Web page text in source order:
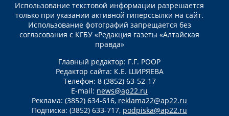
Использование текстовой информации разрешается
только при указании активной гиперссылки на сайт.
Использование фотографий запрещается без
согласования с КГБУ «Редакция газеты «Алтайская
правда»
Главный редактор: Г.Г. РООР
Редактор сайта: К.Е. ШИРЯЕВА
Телефон: 8 (3852) 63-52-17
E-mail: news@ap22.ru
Реклама: (3852) 634-616, reklama22@ap22.ru
Подписка: (3852) 633-717, podpiska@ap22.ru